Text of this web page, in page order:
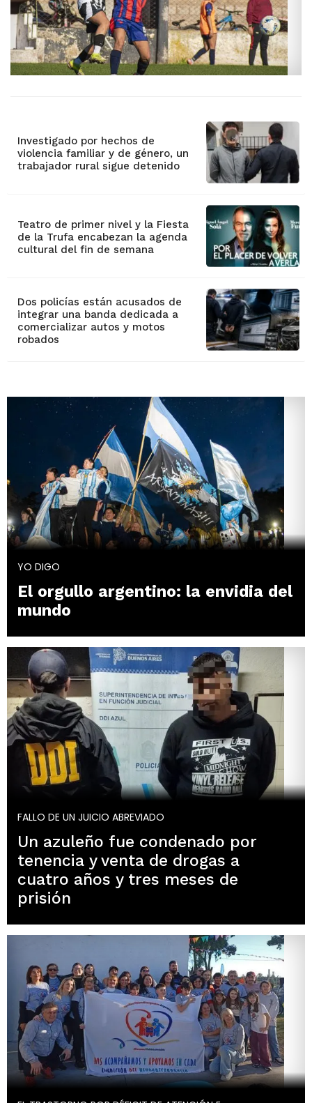
Investigado por hechos de
violencia familiar y de género, un
trabajador rural sigue detenido
Teatro de primer nivel y la Fiesta
de la Trufa encabezan la agenda
cultural del fin de semana
Dos policías están acusados de
integrar una banda dedicada a
comercializar autos y motos
robados
YO DIGO
El orgullo argentino: la envidia del
mundo
FALLO DE UN JUICIO ABREVIADO
Un azuleño fue condenado por
tenencia y venta de drogas a
cuatro años y tres meses de
prisión